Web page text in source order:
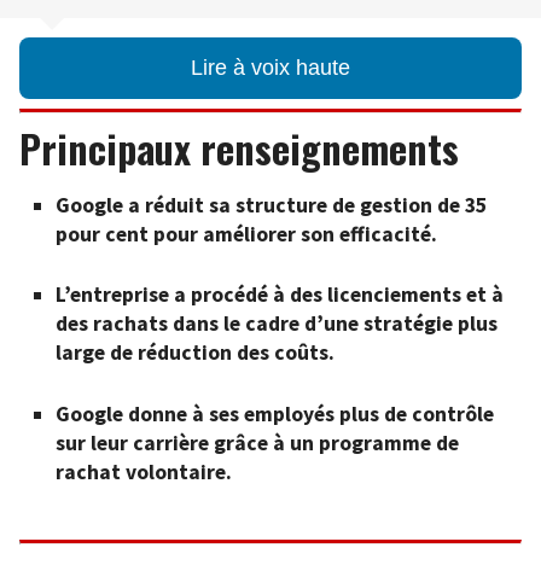
Lire à voix haute
Principaux renseignements
Google a réduit sa structure de gestion de 35
pour cent pour améliorer son efficacité.
L’entreprise a procédé à des licenciements et à
des rachats dans le cadre d’une stratégie plus
large de réduction des coûts.
Google donne à ses employés plus de contrôle
sur leur carrière grâce à un programme de
rachat volontaire.